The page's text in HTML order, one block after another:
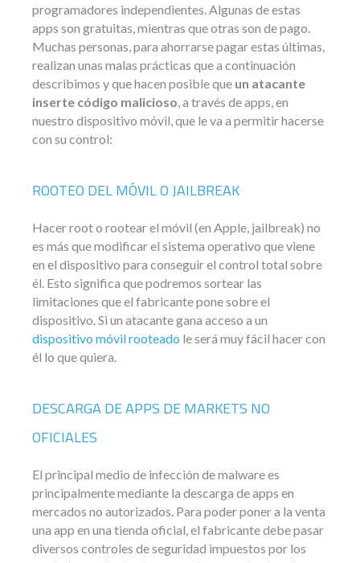
programadores independientes. Algunas de estas
apps son gratuitas, mientras que otras son de pago.
Muchas personas, para ahorrarse pagar estas últimas,
realizan unas malas prácticas que a continuación
describimos y que hacen posible que un atacante
inserte código malicioso, a través de apps, en
nuestro dispositivo móvil, que le va a permitir hacerse
con su control:
ROOTEO DEL MÓVIL O JAILBREAK
Hacer root o rootear el móvil (en Apple, jailbreak) no
es más que modificar el sistema operativo que viene
en el dispositivo para conseguir el control total sobre
él. Esto significa que podremos sortear las
limitaciones que el fabricante pone sobre el
dispositivo. Si un atacante gana acceso a un
dispositivo móvil rooteado le será muy fácil hacer con
él lo que quiera.
DESCARGA DE APPS DE MARKETS NO
OFICIALES
El principal medio de infección de malware es
principalmente mediante la descarga de apps en
mercados no autorizados. Para poder poner a la venta
una app en una tienda oficial, el fabricante debe pasar
diversos controles de seguridad impuestos por los